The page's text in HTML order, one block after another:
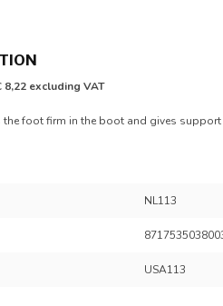
8,22 excluding VAT
the foot firm in the boot and gives
NL113
USA113